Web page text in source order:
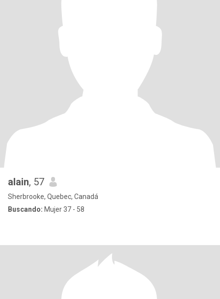
alain, 57
Sherbrooke, Quebec, Canadá
Buscando: Mujer 37 - 58